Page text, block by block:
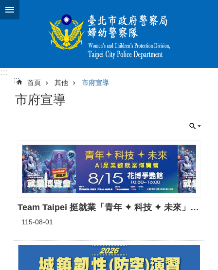
跳到主要內容區塊
:::
:::
首頁 其他 市府宣導
市府宣導
Team Taipei 挺就業「青年 ✦ 科技 ✦ 未來」AI產業鏈就業博覽會
115-08-01